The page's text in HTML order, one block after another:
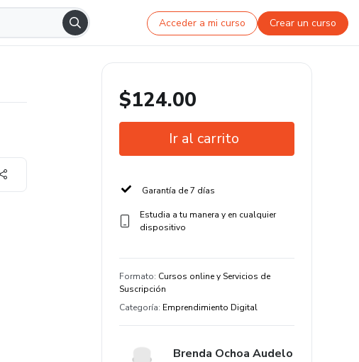
Acceder a mi curso Crear un curso
$124.00
Ir al carrito
Garantía de 7 días
Estudia a tu manera y en cualquier
dispositivo
Formato: Cursos online y Servicios de
Suscripción
Categoría: Emprendimiento Digital
Brenda Ochoa Audelo